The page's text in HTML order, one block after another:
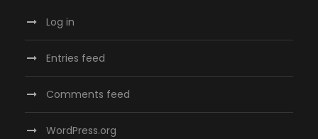
Log in
Entries feed
Comments feed
WordPress.org